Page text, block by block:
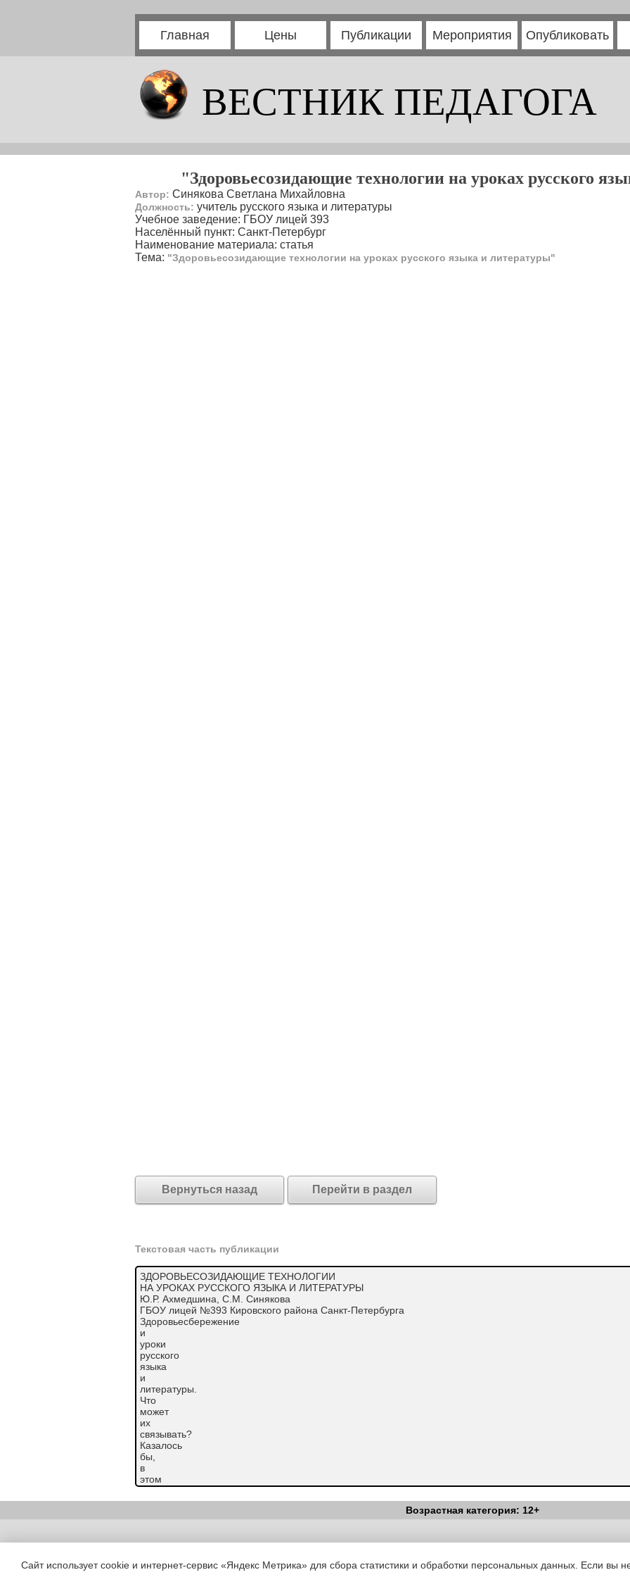
Главная Цены Публикации Мероприятия Опубликовать
ВЕСТНИК ПЕДАГОГА
"Здоровьесозидающие технологии на уроках русского
Автор: Синякова Светлана Михайловна
Должность: учитель русского языка и литературы
Учебное заведение: ГБОУ лицей 393
Населённый пункт: Санкт-Петербург
Наименование материала: статья
Тема: "Здоровьесозидающие технологии на уроках русского языка и литературы"
Вернуться назад Перейти в раздел
Текстовая часть публикации
ЗДОРОВЬЕСОЗИДАЮЩИЕ ТЕХНОЛОГИИ
НА УРОКАХ РУССКОГО ЯЗЫКА И ЛИТЕРАТУРЫ
Ю.Р. Ахмедшина, С.М. Синякова
ГБОУ лицей №393 Кировского района Санкт-Петербурга
Здоровьесбережение
и
уроки
русского
языка
и
литературы.
Что
может
их
связывать?
Казалось
бы,
в
этом
нет
ничего
только
Возрастная категория: 12+
Copyright (c) |Вестник Педагога|Об издании|Условия|Политика
Сайт использует cookie и интернет-сервис «Яндекс Метрика» для сбора статистики и обработки персональных данных. Если вы